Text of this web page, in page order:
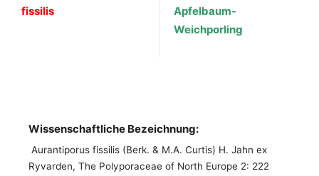
fissilis
Apfelbaum-
Weichporling
Wissenschaftliche Bezeichnung:
Aurantiporus fissilis (Berk. & M.A. Curtis) H. Jahn ex
Ryvarden, The Polyporaceae of North Europe 2: 222